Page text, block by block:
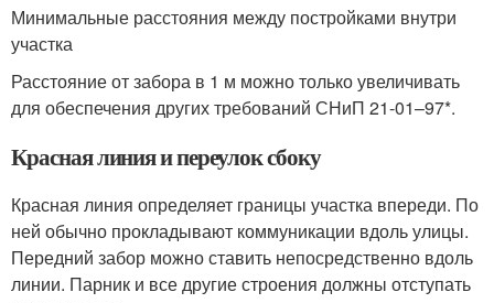
Минимальные расстояния между постройками внутри
участка
Расстояние от забора в 1 м можно только увеличивать
для обеспечения других требований СНиП 21-01–97*.
Красная линия и переулок сбоку
Красная линия определяет границы участка впереди. По
ней обычно прокладывают коммуникации вдоль улицы.
Передний забор можно ставить непосредственно вдоль
линии. Парник и все другие строения должны отступать